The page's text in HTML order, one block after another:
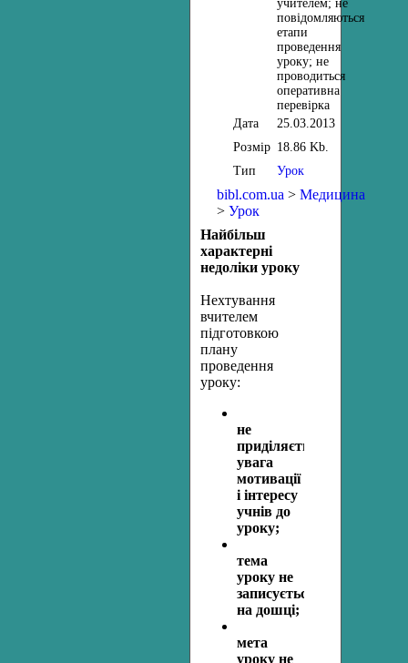
учителем; не
повідомляються
етапи
проведення
уроку; не
проводиться
оперативна
перевірка
Дата
25.03.2013
Розмір 18.86 Kb.
Тип
Урок
bibl.com.ua > Медицина
> Урок
Найбільш
характерні
недоліки уроку
Нехтування
вчителем
підготовкою
плану
проведення
уроку:
не
приділяється
увага
мотивації
і інтересу
учнів до
уроку;
тема
уроку не
записується
на дошці;
мета
уроку не